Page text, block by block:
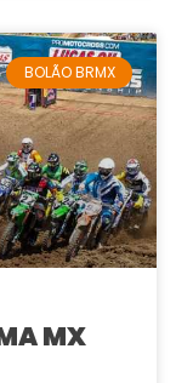
BOLÃO BRMX
MX